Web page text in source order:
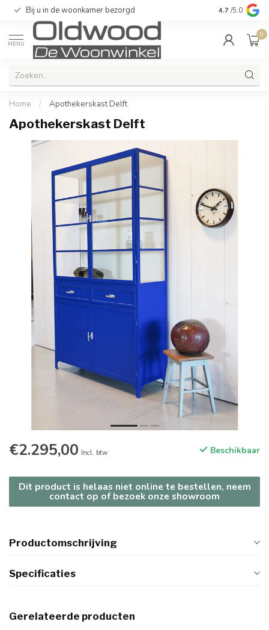
Bij u in de woonkamer bezorgd Kwaliteit &
4.7 /5.0
MENU
0
Home / Apothekerskast Delft
Apothekerskast Delft
€2.295,00 Incl. btw Beschikbaar
Dit product is helaas niet online te bestellen, neem
contact op of bezoek onze showroom
Productomschrijving
Specificaties
Gerelateerde producten